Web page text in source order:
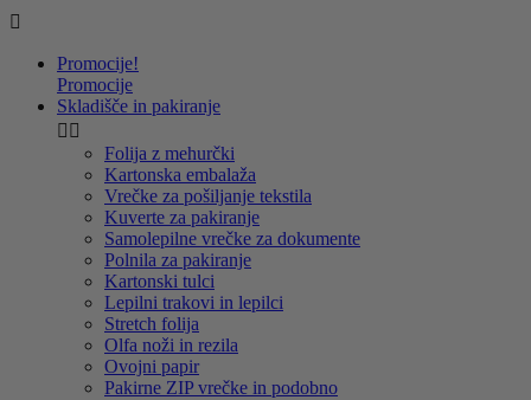

Promocije!
Promocije
Skladišče in pakiranje
 
Folija z mehurčki
Kartonska embalaža
Vrečke za pošiljanje tekstila
Kuverte za pakiranje
Samolepilne vrečke za dokumente
Polnila za pakiranje
Kartonski tulci
Lepilni trakovi in lepilci
Stretch folija
Olfa noži in rezila
Ovojni papir
Pakirne ZIP vrečke in podobno